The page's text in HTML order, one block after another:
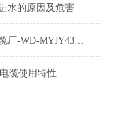
水的原因及危害
天津市橡塑电缆厂-WD-MYJY43低烟无卤电缆介绍
缆使用特性